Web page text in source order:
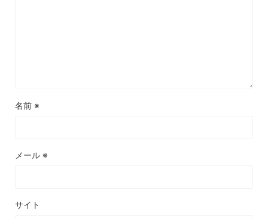
名前 ※
メール ※
サイト